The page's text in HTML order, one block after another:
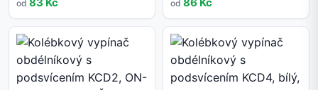
od od